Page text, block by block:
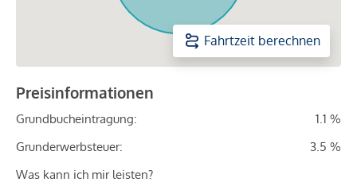
Fahrtzeit berechnen
Preisinformationen
Grundbucheintragung:
1.1 %
Grunderwerbsteuer:
3.5 %
Was kann ich mir leisten?